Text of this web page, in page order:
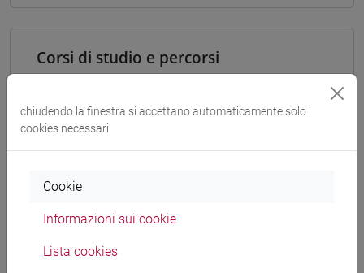
Corsi di studio e percorsi
[FTR5] STORIA - Laurea
chiudendo la finestra si accettano automaticamente solo i
cookies necessari
Cookie
Informazioni sui cookie
Lista cookies